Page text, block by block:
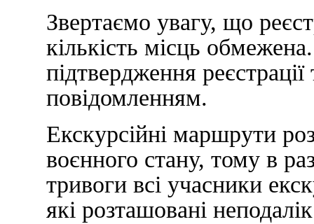
Звертаємо увагу, що
кількість місць
підтвердження
повідомленням.
Екскурсійні маршрути
воєнного стану, тому в
тривоги всі учасники
які розташовані